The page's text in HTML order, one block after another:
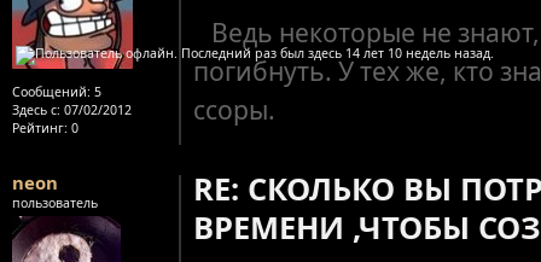
Сообщений: 5
Здесь с: 07/02/2012
Рейтинг: 0
Ведь некоторые не
погибнуть. У тех же, кто
ссоры.
neon
пользователь
RE: СКОЛЬКО ВЫ
ВРЕМЕНИ ,ЧТОБЫ